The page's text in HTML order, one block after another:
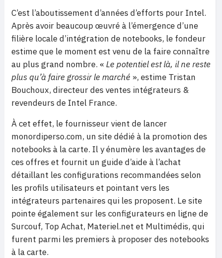
C’est l’aboutissement d’années d’efforts pour Intel.
Après avoir beaucoup œuvré à l’émergence d’une
filière locale d’intégration de notebooks, le fondeur
estime que le moment est venu de la faire connaître
au plus grand nombre. « Le potentiel est là, il ne reste
plus qu’à faire grossir le marché », estime Tristan
Bouchoux, directeur des ventes intégrateurs &
revendeurs de Intel France.
À cet effet, le fournisseur vient de lancer
monordiperso.com, un site dédié à la promotion des
notebooks à la carte. Il y énumère les avantages de
ces offres et fournit un guide d’aide à l’achat
détaillant les configurations recommandées selon
les profils utilisateurs et pointant vers les
intégrateurs partenaires qui les proposent. Le site
pointe également sur les configurateurs en ligne de
Surcouf, Top Achat, Materiel.net et Multimédis, qui
furent parmi les premiers à proposer des notebooks
à la carte.